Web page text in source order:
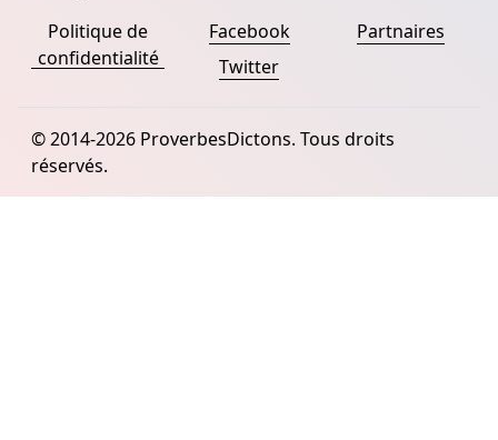
Politique de
confidentialité
Facebook
Twitter
Partnaires
© 2014-2026 ProverbesDictons. Tous droits
réservés.